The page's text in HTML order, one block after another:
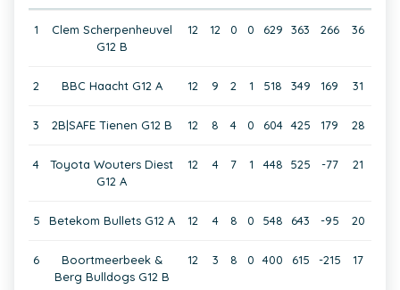
1
Clem Scherpenheuvel
G12 B
12 12 0 0 629 363 266 36
2 BBC Haacht G12 A 12 9 2 1 518 349 169 31
3 2B|SAFE Tienen G12 B 12 8 4 0 604 425 179 28
4
Toyota Wouters Diest
G12 A
12 4 7 1 448 525 -77 21
5 Betekom Bullets G12 A 12 4 8 0 548 643 -95 20
6
Boortmeerbeek &
Berg Bulldogs G12 B
12 3 8 0 400 615 -215 17